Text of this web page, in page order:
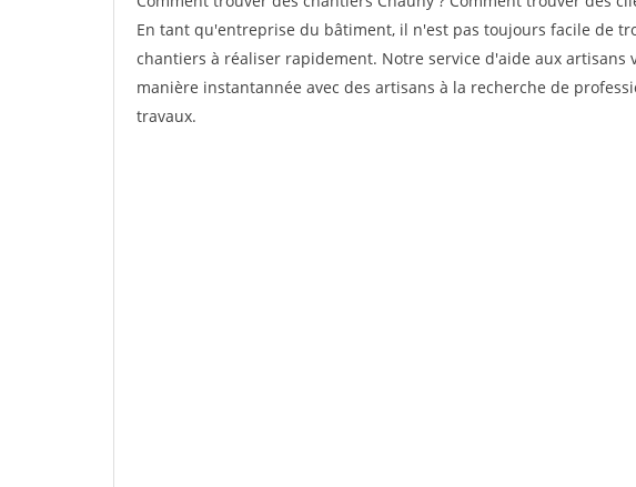
En tant qu'entreprise du bâtiment, il n'est pas toujours facile de
chantiers à réaliser rapidement. Notre service d'aide aux artisans
manière instantannée avec des artisans à la recherche de
travaux.